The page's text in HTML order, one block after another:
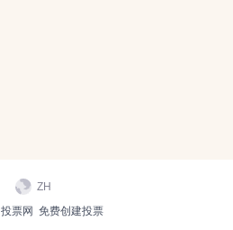
投票网 免费创建投票
ZH